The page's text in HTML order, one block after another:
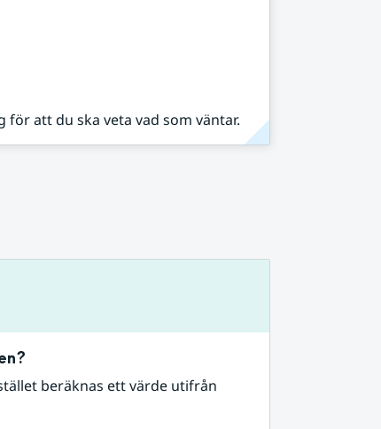
att du ska veta vad som väntar.
beräknas ett värde utifrån